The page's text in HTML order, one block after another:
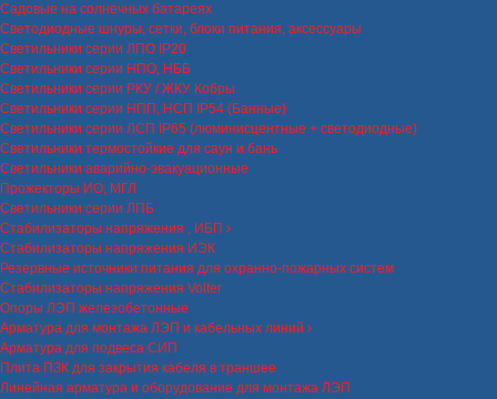
Садовые на солнечных батареях
Светодиодные шнуры, сетки, блоки питания, аксессуары
Светильники серии ЛПО IP20
Светильники серии НПО, НББ
Светильники серии РКУ / ЖКУ Кобры
Светильники серии НПП, НСП IP54 (Банные)
Светильники серии ЛСП IP65 (люминисцентные + светодиодные)
Светильники термостойкие для саун и бань
Светильники аварийно-эвакуационные
Прожекторы ИО, МГЛ
Светильники серии ЛПБ
Стабилизаторы напряжения , ИБП
Стабилизаторы напряжения ИЭК
Резервные источники питания для охранно-пожарных систем
Стабилизаторы напряжения Volter
Опоры ЛЭП железобетонные
Арматура для монтажа ЛЭП и кабельных линий
Арматура для подвеса СИП
Плита ПЗК для закрытия кабеля в траншее
Линейная арматура и оборудование для монтажа ЛЭП